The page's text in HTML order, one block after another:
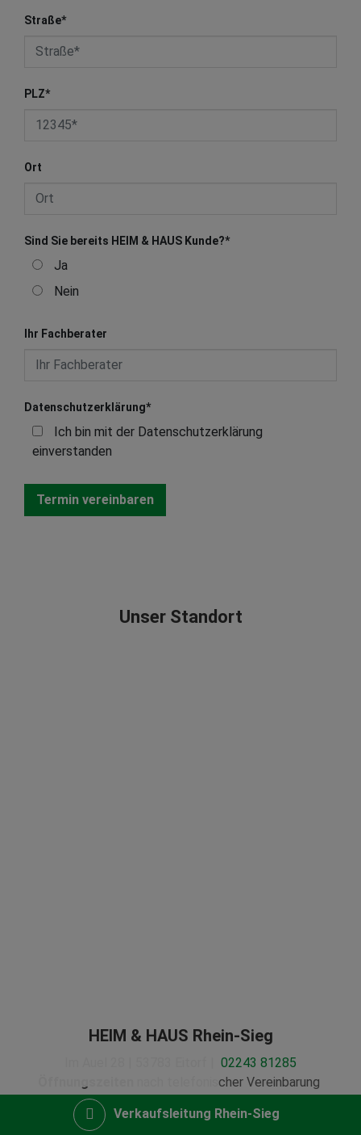
Straße*
PLZ*
Ort
Sind Sie bereits HEIM & HAUS Kunde?*
Ja
Nein
Ihr Fachberater
Datenschutzerklärung*
einverstanden
Unser Standort
HEIM & HAUS Rhein-Sieg
02243 81285
nach telefonischer Vereinbarung
Verkaufsleitung Rhein-Sieg